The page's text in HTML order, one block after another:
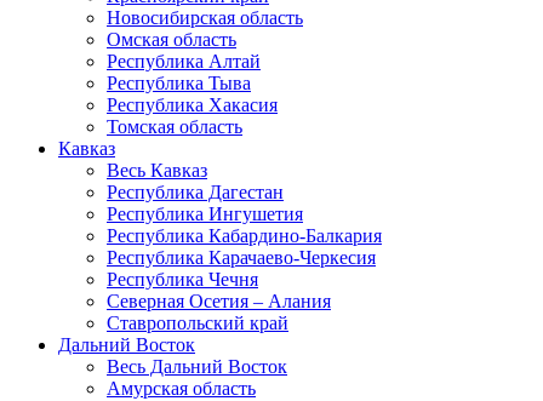
Новосибирская область
Омская область
Республика Алтай
Республика Тыва
Республика Хакасия
Томская область
Кавказ
Весь Кавказ
Республика Дагестан
Республика Ингушетия
Республика Кабардино-Балкария
Республика Карачаево-Черкесия
Республика Чечня
Северная Осетия – Алания
Ставропольский край
Дальний Восток
Весь Дальний Восток
Амурская область